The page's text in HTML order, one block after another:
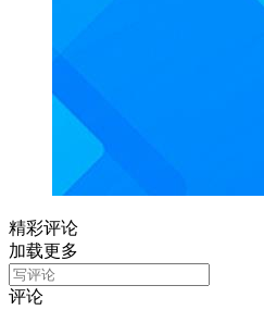
精彩评论
加载更多
评论